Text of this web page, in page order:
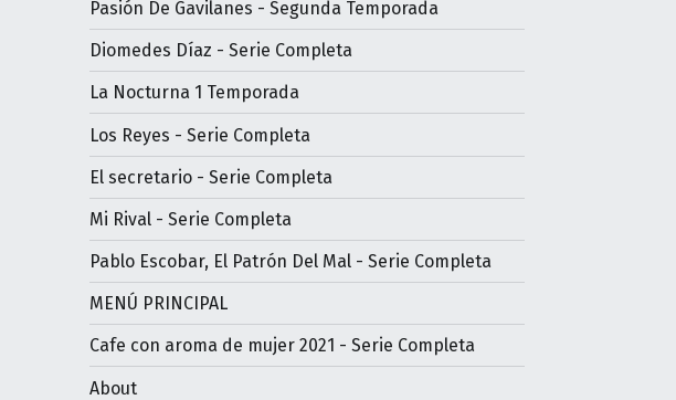
Pasión De Gavilanes - Segunda Temporada
Diomedes Díaz - Serie Completa
La Nocturna 1 Temporada
Los Reyes - Serie Completa
El secretario - Serie Completa
Mi Rival - Serie Completa
Pablo Escobar, El Patrón Del Mal - Serie Completa
MENÚ PRINCIPAL
Cafe con aroma de mujer 2021 - Serie Completa
About